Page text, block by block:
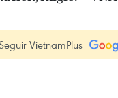
VietnamPlus